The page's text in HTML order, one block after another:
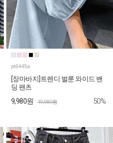
pt6445a
[장마바지]트렌디 벌룬 와이드 밴
딩 팬츠
9,980원 19,980원 50%